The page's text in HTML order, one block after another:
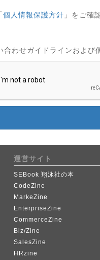
個人情報保護方針 」をご確
わせガイドラインおよび
運営サイト
SEBook 翔泳社の本
CodeZine
MarkeZine
EnterpriseZine
CommerceZine
Biz/Zine
SalesZine
HRzine